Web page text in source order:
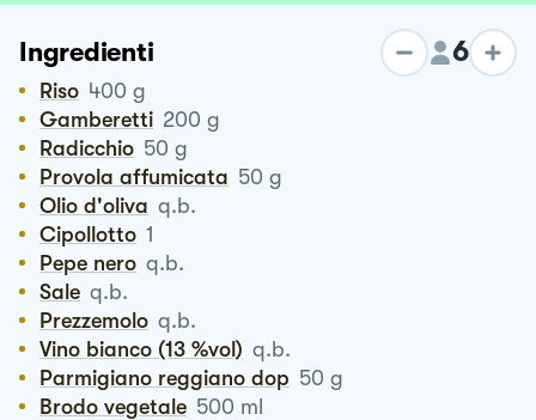
Ingredienti 6
Riso 400 g
Gamberetti 200 g
Radicchio 50 g
Provola affumicata 50 g
Olio d'oliva q.b.
Cipollotto 1
Pepe nero q.b.
Sale q.b.
Prezzemolo q.b.
Vino bianco (13 %vol) q.b.
Parmigiano reggiano dop 50 g
Brodo vegetale 500 ml